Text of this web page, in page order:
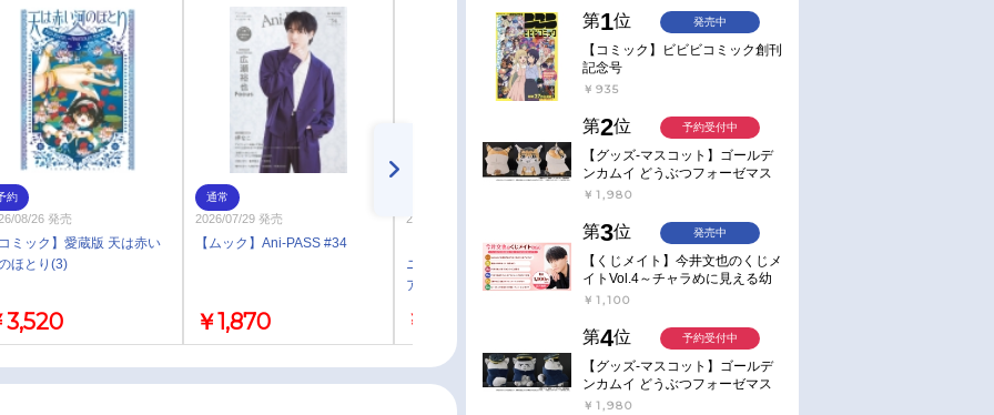
約
08/26 発売
ミック】愛蔵版 天は赤い
ほとり(3)
3,520
通常
2026/07/29 発売
【ムック】Ani-PASS #34
￥1,870
2026年09月 下旬 発売予定
【グッズ-置きもの】テレビア
ニメ「天は赤い河のほとり」
アクリルプレート
￥1,980
通常
【音楽】TV 天は赤い河のほと
り OP「暁の空」収録シングル
AKATSUKI/七海ひろき ＜初回
限定盤＞
￥5,500
第1位
【コミック】ビビビコミック創刊
記念号
￥935
発売中
第2位
【グッズ-マスコット】ゴールデ
ンカムイ どうぶつフォーゼマス
コット 4.尾形百之助【再販】
￥1,980
予約受付中
第3位
【くじメイト】今井文也のくじメ
イトVol.4～チャラめに見える幼
馴染、実は一途で独占欲が強いん
￥1,100
発売中
第4位
【グッズ-マスコット】ゴールデ
ンカムイ どうぶつフォーゼマス
コット 5.月島軍曹【再販】
￥1,980
予約受付中